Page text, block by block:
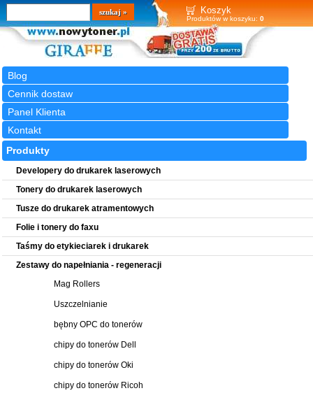
Koszyk
Produktów w koszyku: 0
Blog
Cennik dostaw
Panel Klienta
Kontakt
Wyszukiwarka
szukaj
Produkty
Developery do drukarek laserowych
Tonery do drukarek laserowych
Tusze do drukarek atramentowych
Folie i tonery do faxu
Taśmy do etykieciarek i drukarek
Zestawy do napełniania - regeneracji
Mag Rollers
Uszczelnianie
bębny OPC do tonerów
chipy do tonerów Dell
chipy do tonerów Oki
chipy do tonerów Ricoh